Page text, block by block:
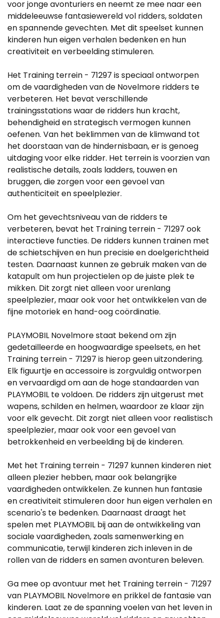
voor jonge avonturiers en neemt ze mee naar een
middeleeuwse fantasiewereld vol ridders, soldaten
en spannende gevechten. Met dit speelset kunnen
kinderen hun eigen verhalen bedenken en hun
creativiteit en verbeelding stimuleren.
Het Training terrein - 71297 is speciaal ontworpen
om de vaardigheden van de Novelmore ridders te
verbeteren. Het bevat verschillende
trainingsstations waar de ridders hun kracht,
behendigheid en strategisch vermogen kunnen
oefenen. Van het beklimmen van de klimwand tot
het doorstaan van de hindernisbaan, er is genoeg
uitdaging voor elke ridder. Het terrein is voorzien van
realistische details, zoals ladders, touwen en
bruggen, die zorgen voor een gevoel van
authenticiteit en speelplezier.
Om het gevechtsniveau van de ridders te
verbeteren, bevat het Training terrein - 71297 ook
interactieve functies. De ridders kunnen trainen met
de schietschijven en hun precisie en doelgerichtheid
testen. Daarnaast kunnen ze gebruik maken van de
katapult om hun projectielen op de juiste plek te
mikken. Dit zorgt niet alleen voor urenlang
speelplezier, maar ook voor het ontwikkelen van de
fijne motoriek en hand-oog coördinatie.
PLAYMOBIL Novelmore staat bekend om zijn
gedetailleerde en hoogwaardige speelsets, en het
Training terrein - 71297 is hierop geen uitzondering.
Elk figuurtje en accessoire is zorgvuldig ontworpen
en vervaardigd om aan de hoge standaarden van
PLAYMOBIL te voldoen. De ridders zijn uitgerust met
wapens, schilden en helmen, waardoor ze klaar zijn
voor elk gevecht. Dit zorgt niet alleen voor realistisch
speelplezier, maar ook voor een gevoel van
betrokkenheid en verbeelding bij de kinderen.
Met het Training terrein - 71297 kunnen kinderen niet
alleen plezier hebben, maar ook belangrijke
vaardigheden ontwikkelen. Ze kunnen hun fantasie
en creativiteit stimuleren door hun eigen verhalen en
scenario's te bedenken. Daarnaast draagt het
spelen met PLAYMOBIL bij aan de ontwikkeling van
sociale vaardigheden, zoals samenwerking en
communicatie, terwijl kinderen zich inleven in de
rollen van de ridders en samen avonturen beleven.
Ga mee op avontuur met het Training terrein - 71297
van PLAYMOBIL Novelmore en prikkel de fantasie van
kinderen. Laat ze de spanning voelen van het leven in